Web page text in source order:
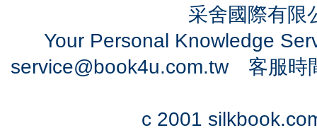
采舍國際有
Your Personal Knowledge
service@book4u.com.tw客服時
c 2001